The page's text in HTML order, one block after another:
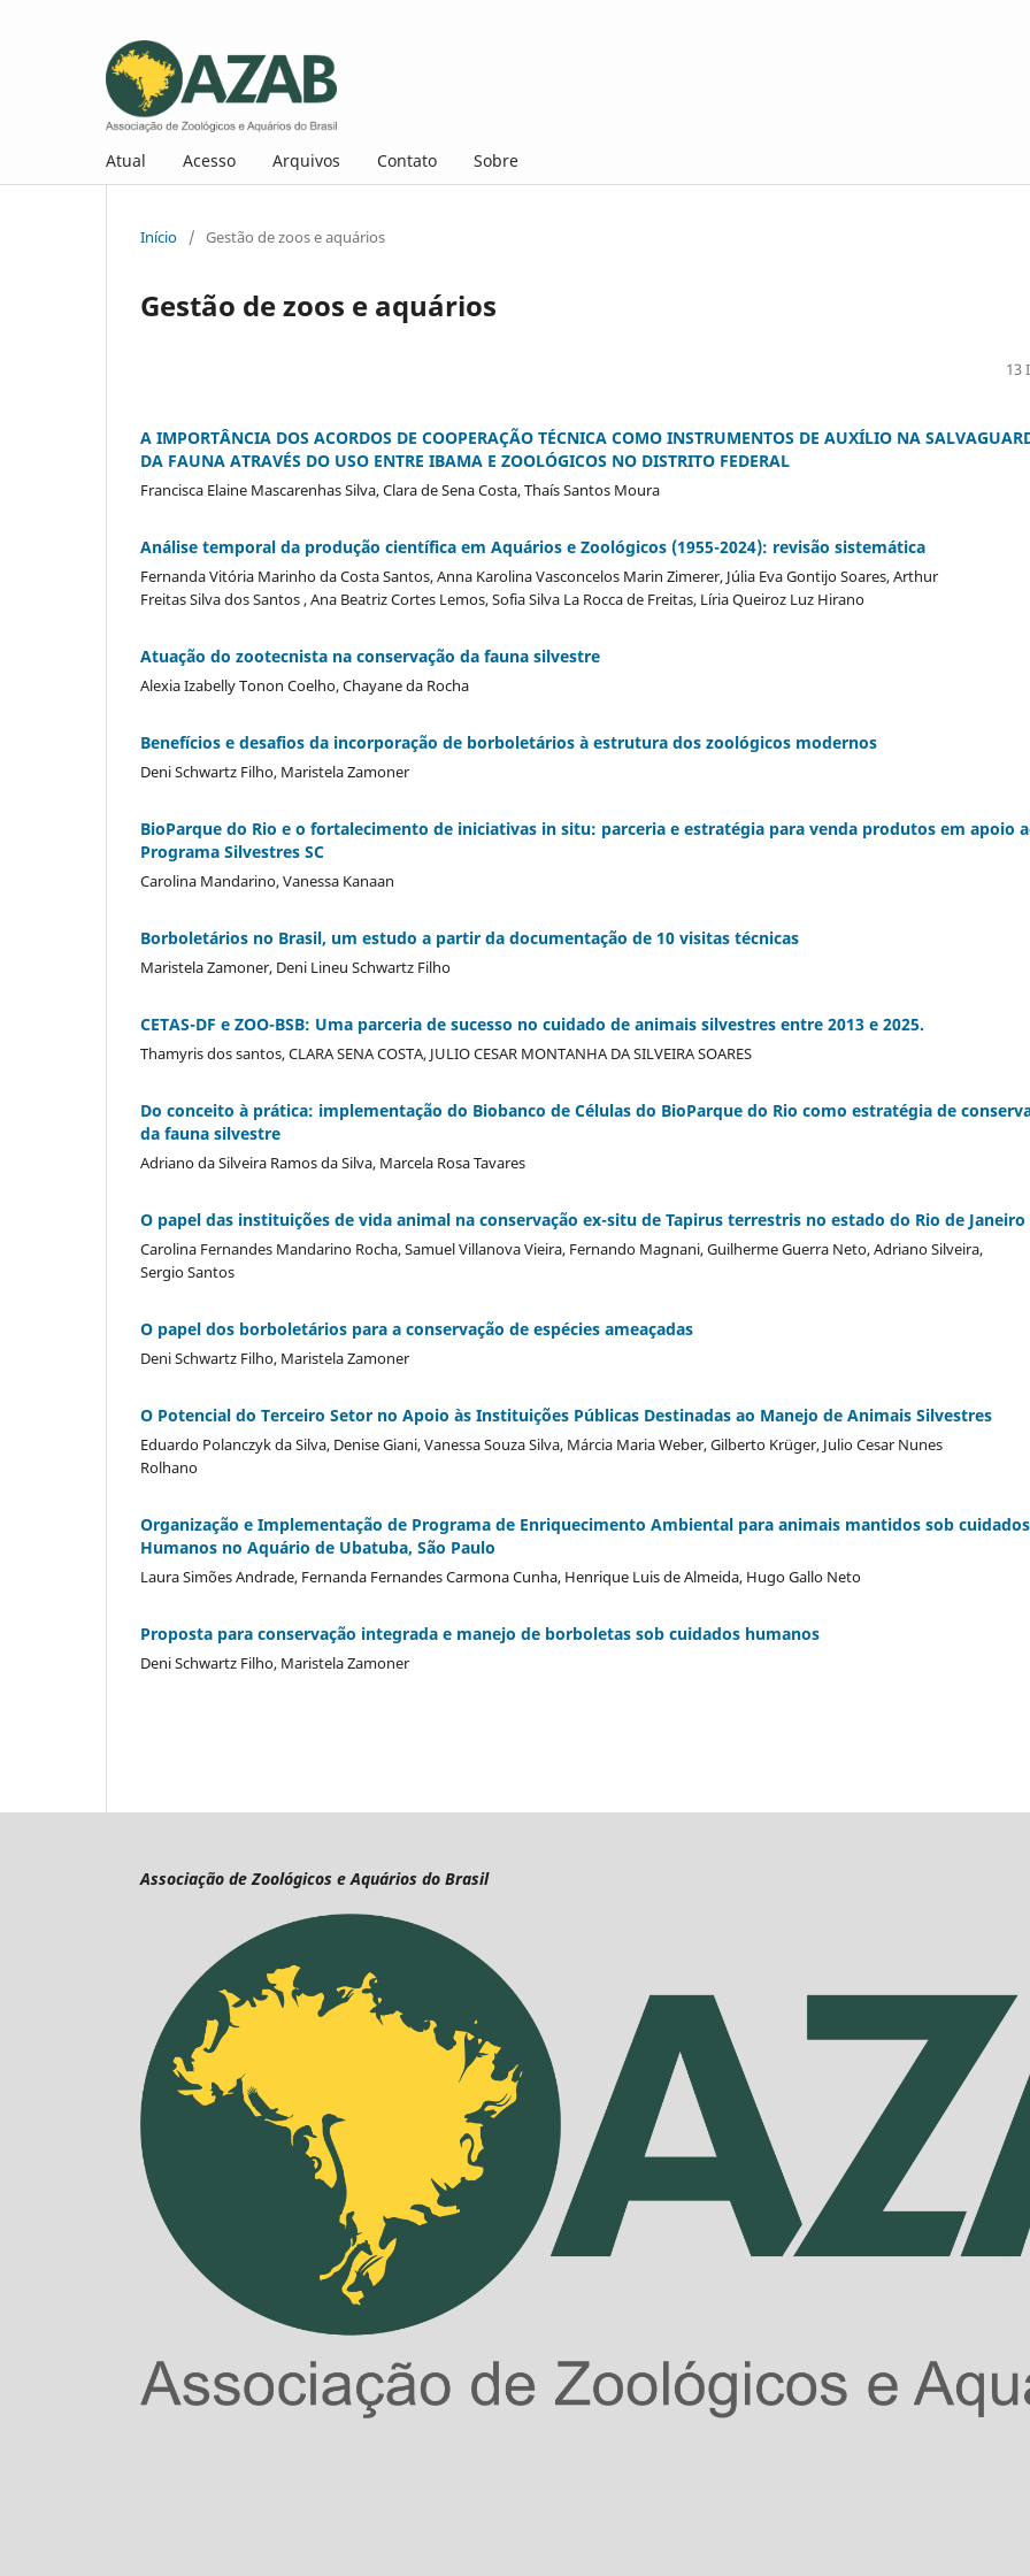
Atual Acesso Arquivos Contato Sobre
Início / Gestão de zoos e aquários
Gestão de zoos e aquários
13
A IMPORTÂNCIA DOS ACORDOS DE COOPERAÇÃO TÉCNICA COMO INSTRUMENTOS DE AUXÍLIO NA
DA FAUNA ATRAVÉS DO USO ENTRE IBAMA E ZOOLÓGICOS NO DISTRITO FEDERAL
Francisca Elaine Mascarenhas Silva, Clara de Sena Costa, Thaís Santos Moura
Análise temporal da produção científica em Aquários e Zoológicos (1955-2024): revisão sistemática
Fernanda Vitória Marinho da Costa Santos, Anna Karolina Vasconcelos Marin Zimerer, Júlia Eva Gontijo Soares, Arthur
Freitas Silva dos Santos , Ana Beatriz Cortes Lemos, Sofia Silva La Rocca de Freitas, Líria Queiroz Luz Hirano
Atuação do zootecnista na conservação da fauna silvestre
Alexia Izabelly Tonon Coelho, Chayane da Rocha
Benefícios e desafios da incorporação de borboletários à estrutura dos zoológicos modernos
Deni Schwartz Filho, Maristela Zamoner
BioParque do Rio e o fortalecimento de iniciativas in situ: parceria e estratégia para venda produtos em apoio
Programa Silvestres SC
Carolina Mandarino, Vanessa Kanaan
Borboletários no Brasil, um estudo a partir da documentação de 10 visitas técnicas
Maristela Zamoner, Deni Lineu Schwartz Filho
CETAS-DF e ZOO-BSB: Uma parceria de sucesso no cuidado de animais silvestres entre 2013 e 2025.
Thamyris dos santos, CLARA SENA COSTA, JULIO CESAR MONTANHA DA SILVEIRA SOARES
Do conceito à prática: implementação do Biobanco de Células do BioParque do Rio como estratégia de
da fauna silvestre
Adriano da Silveira Ramos da Silva, Marcela Rosa Tavares
O papel das instituições de vida animal na conservação ex-situ de Tapirus terrestris no estado do Rio de Janeiro
Carolina Fernandes Mandarino Rocha, Samuel Villanova Vieira, Fernando Magnani, Guilherme Guerra Neto, Adriano Silveira,
Sergio Santos
O papel dos borboletários para a conservação de espécies ameaçadas
Deni Schwartz Filho, Maristela Zamoner
O Potencial do Terceiro Setor no Apoio às Instituições Públicas Destinadas ao Manejo de Animais Silvestres
Eduardo Polanczyk da Silva, Denise Giani, Vanessa Souza Silva, Márcia Maria Weber, Gilberto Krüger, Julio Cesar Nunes
Rolhano
Organização e Implementação de Programa de Enriquecimento Ambiental para animais mantidos sob cuidados
Humanos no Aquário de Ubatuba, São Paulo
Laura Simões Andrade, Fernanda Fernandes Carmona Cunha, Henrique Luis de Almeida, Hugo Gallo Neto
Proposta para conservação integrada e manejo de borboletas sob cuidados humanos
Deni Schwartz Filho, Maristela Zamoner
Associação de Zoológicos e Aquários do Brasil